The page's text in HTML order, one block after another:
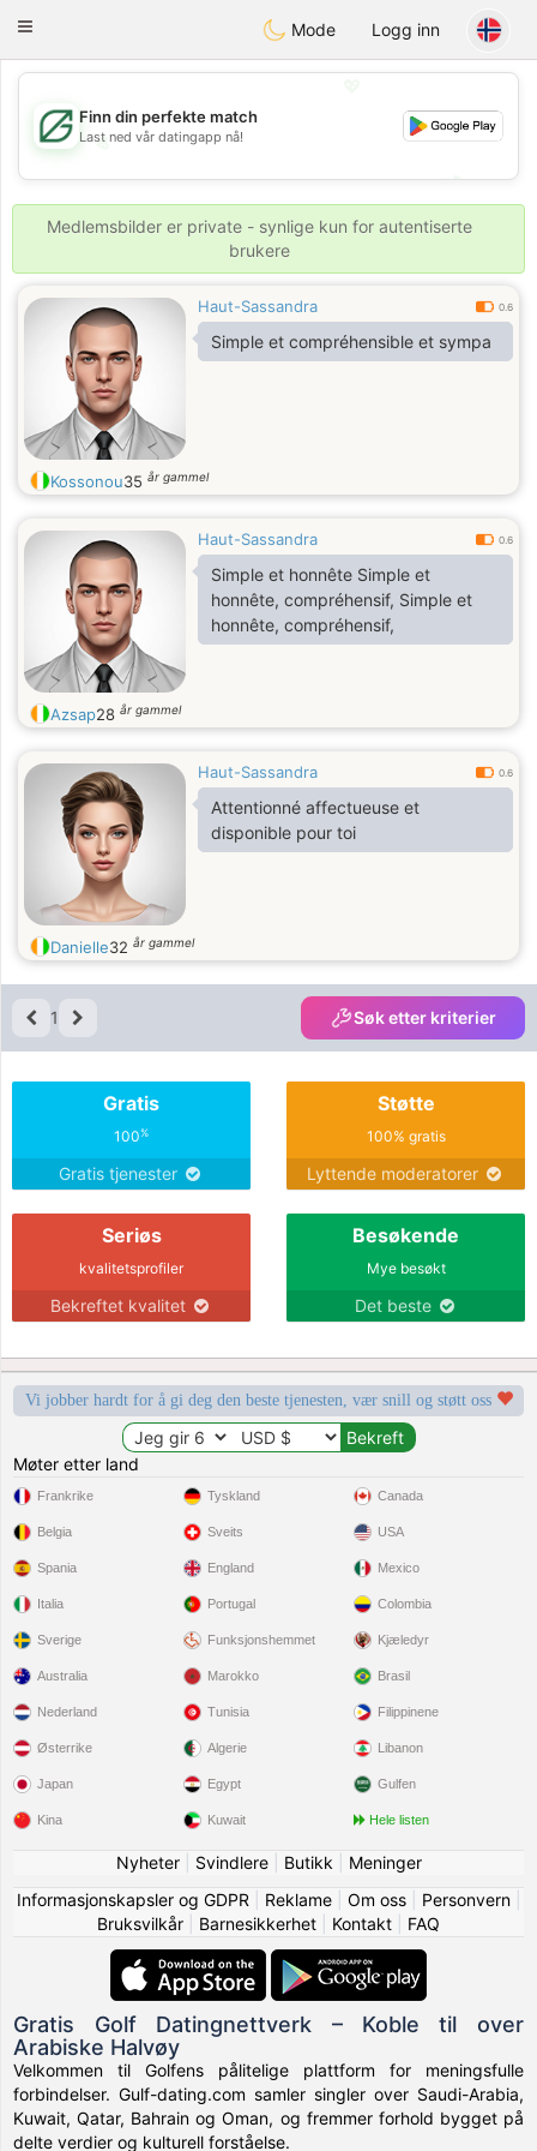
GulfDating
Toggle
Mode Logg inn
💖
💕
💕
Finn din perfekte match
Last ned vår datingapp nå!
Medlemsbilder er private - synlige kun for autentiserte
brukere
Haut-Sassandra 0.6
Simple et compréhensible et sympa
Kossonou35 år gammel
Haut-Sassandra 0.6
Simple et honnête Simple et
honnête, compréhensif, Simple et
honnête, compréhensif,
Azsap28 år gammel
Haut-Sassandra 0.6
Attentionné affectueuse et
disponible pour toi
Danielle32 år gammel
1 Søk etter kriterier
Gratis
100%
Gratis tjenester
Støtte
100% gratis
Lyttende moderatorer
Seriøs
kvalitetsprofiler
Bekreftet kvalitet
Besøkende
Mye besøkt
Det beste
Vi jobber hardt for å gi deg den beste tjenesten, vær snill og støtt oss
Møter etter land
Frankrike
Belgia
Spania
Italia
Sverige
Tyskland
Sveits
England
Portugal
Funksjonshemmet
Canada
USA
Mexico
Colombia
Kjæledyr
Australia
Nederland
Østerrike
Japan
Kina
Marokko
Tunisia
Algerie
Egypt
Kuwait
Brasil
Filippinene
Libanon
Gulfen
Hele listen
Nyheter| Svindlere| Butikk
Meninger
Informasjonskapsler og GDPR
Reklame| Om oss| Personvern|
Bruksvilkår
Barnesikkerhet Kontakt FAQ
Gratis Golf Datingnettverk – Koble til over
Arabiske Halvøy
Velkommen til Golfens pålitelige plattform for meningsfulle
forbindelser. Gulf-dating.com samler singler over Saudi-Arabia,
Kuwait, Qatar, Bahrain og Oman, og fremmer forhold bygget på
delte verdier og kulturell forståelse.